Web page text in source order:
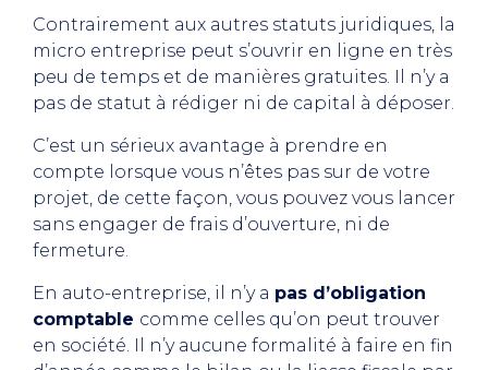
Contrairement aux autres statuts juridiques, la
micro entreprise peut s’ouvrir en ligne en très
peu de temps et de manières gratuites. Il n’y a
pas de statut à rédiger ni de capital à déposer.
C’est un sérieux avantage à prendre en
compte lorsque vous n’êtes pas sur de votre
projet, de cette façon, vous pouvez vous lancer
sans engager de frais d’ouverture, ni de
fermeture.
En auto-entreprise, il n’y a pas d’obligation
comptable comme celles qu’on peut trouver
en société. Il n’y aucune formalité à faire en fin